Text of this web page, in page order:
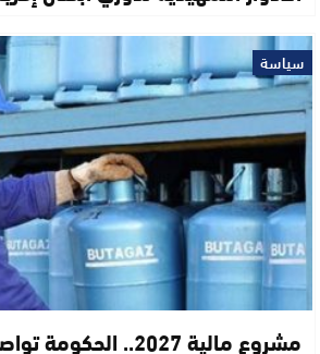
سياسة
مشروع مالية 2027..